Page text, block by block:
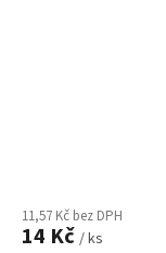
11,57 Kč bez DPH
14 Kč / ks